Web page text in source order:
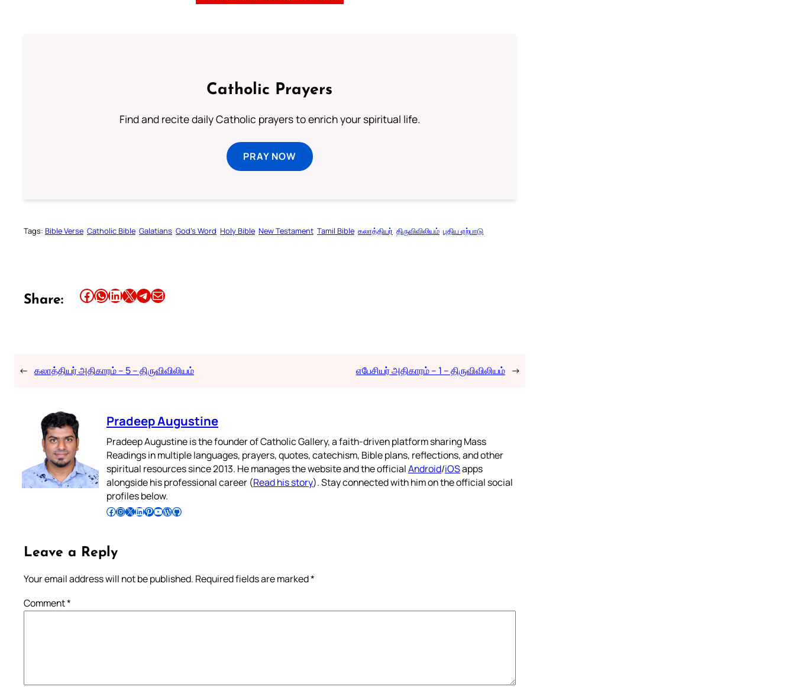
Catholic Prayers
Find and recite daily Catholic prayers to enrich your spiritual life.
PRAY NOW
Tags: Bible Verse Catholic Bible Galatians God’s Word Holy Bible New Testament Tamil Bible கலாத்தியர் திருவிவிலியம் புதிய ஏற்பாடு
Share: Share this article on Facebook Share this article on WhatsApp Share this article on LinkedIn Share this article on X Share this article on TelegramEmail this Article
← கலாத்தியர் அதிகாரம் – 5 – திருவிவிலியம் எபேசியர் அதிகாரம் – 1 – திருவிவிலியம் →
Pradeep Augustine
Pradeep Augustine is the founder of Catholic Gallery, a faith-driven platform sharing Mass
Readings in multiple languages, prayers, quotes, catechism, Bible plans, reflections, and other
spiritual resources since 2013. He manages the website and the officialAndroid/iOSapps
alongside his professional career (Read his story). Stay connected with him on the official social
profiles below.
Follow Pradeep on Facebook Follow Pradeep on InstagramFollow Pradeep on X Follow Pradeep on LinkedIn Follow Pradeep on Pinterest Subscribe to Pradeep’s Youtube Channel Follow Pradeep on WordPress Follow Pradeep on GitHub
Leave a Reply
Your email address will not be published. Required fields are marked*
Comment*